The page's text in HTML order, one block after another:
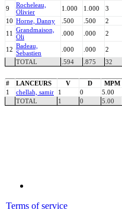
9
Rocheleau,
Olivier
1.000 1.000 3
10 Horne, Danny .500 .500 2
11 Grandmaison,
Oli
.000 .000 2
12 Badeau,
Sebastien
.000 .000 2
TOTAL
.594 .875 32
# LANCEURS V D MPM
1
chellah, samir 1 0 5.00
TOTAL
1 0 5.00
Terms of service